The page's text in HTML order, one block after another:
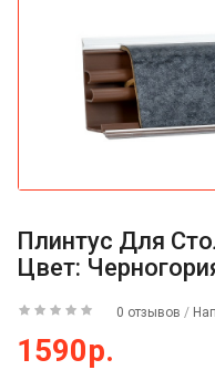
Плинтус Для
Цвет:
0 отзывов /
1590р.